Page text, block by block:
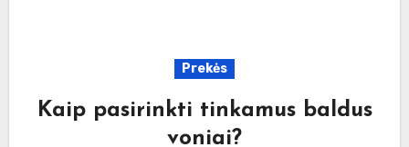
Prekės
Kaip pasirinkti tinkamus baldus
voniai?